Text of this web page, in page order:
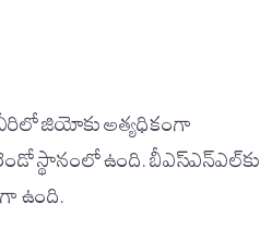
వీరిలో జియోకు అత్యధికంగా
స్థానంలో ఉంది. బీఎస్‌ఎన్‌ఎల్‌కు
ఉంది.